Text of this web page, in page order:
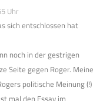
Uhr
sich entschlossen hat
noch in der gestrigen
Seite gegen Roger. Meine
politische Meinung (!)
mal den Essay im